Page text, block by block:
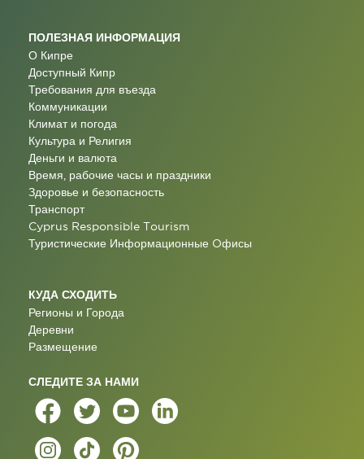
ПОЛЕЗНАЯ ИНФОРМАЦИЯ
О Кипре
Доступный Кипр
Требования для въезда
Коммуникации
Климат и погода
Культура и Религия
Деньги и валюта
Время, рабочие часы и праздники
Здоровье и безопасность
Транспорт
Cyprus Responsible Tourism
Туристические Информационные Oфисы
КУДА СХОДИТЬ
Регионы и Города
Деревни
Размещение
СЛЕДИТЕ ЗА НАМИ